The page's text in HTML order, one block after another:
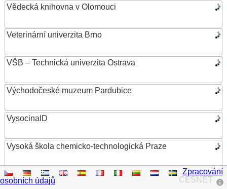
Vědecká knihovna v Olomouci
Veterinární univerzita Brno
VŠB – Technická univerzita Ostrava
Východočeské muzeum Pardubice
VysocinaID
Vysoká škola chemicko-technologická Praze
Vysoká škola ekonomická v Praze
CESNET
Zpracování
osobních údajů